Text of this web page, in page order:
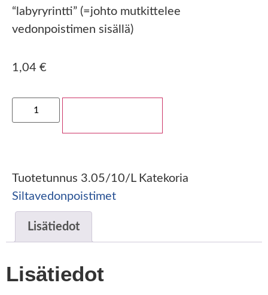
“labyryrintti” (=johto mutkittelee
vedonpoistimen sisällä)
1,04 €
Tuotetunnus 3.05/10/L Katekoria
Siltavedonpoistimet
Lisätiedot
Lisätiedot